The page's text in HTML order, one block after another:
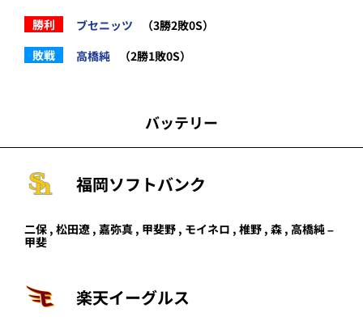
勝利 ブセニッツ
（3勝2敗0S）
敗戦
高橋純 （2勝1敗0S）
バッテリー
福岡ソフトバンク
二保 , 松田遼 , 嘉弥真 , 甲斐野 , モイネロ , 椎野 , 森 , 高橋純–
甲斐
楽天イーグルス